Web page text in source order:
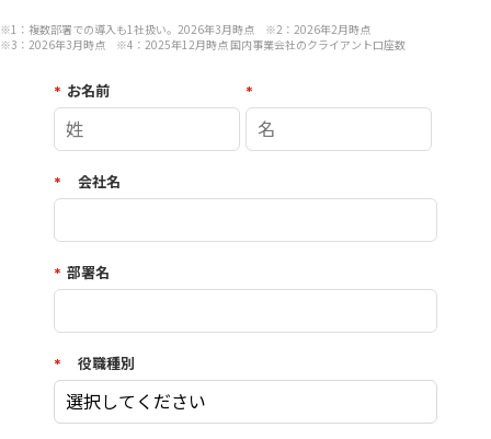
※1：複数部署での導入も1社扱い。2026年3月時点 ※2：2026年2月時点
※3：2026年3月時点 ※4：2025年12月時点 国内事業会社のクライアント口座数
* お名前 *
* 会社名
* 部署名
* 役職種別